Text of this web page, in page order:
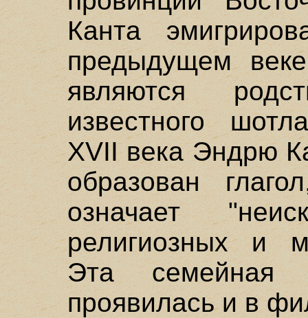
Канта
предыдущем
являются
известного
XVII века Эндрю
образован
означает
религиозных и
Эта семейная
проявилась и в